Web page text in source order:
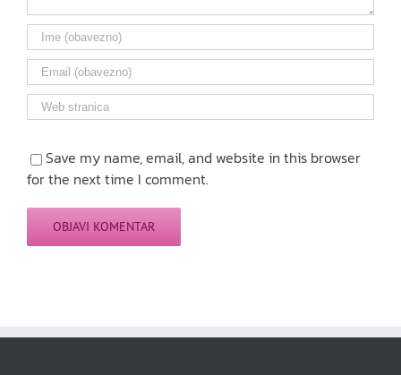
Save my name, email, and website in this browser
for the next time I comment.